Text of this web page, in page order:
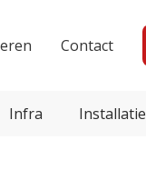
Contact
Infra Installatie